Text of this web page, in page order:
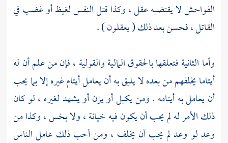
الفواحش لا يقتضيه عقل ، وكذا قتل النفس لغيظ أو غضب في
القاتل ، فحسن بعد ذلك ( يعقلون ) .
وأما الثانية فتعلقها بالحقوق المالية والقولية ، فإن من علم أن له
أيتاما يخلفهم من بعده لا يليق به أن يعامل أيتام غيره إلا بما يحب
أن يعامل به أيتامه . ومن يكيل أو يزن أو يشهد لغيره ، لو كان
ذلك الأمر له لم يحب أن يكون فيه خيانة ، ولا بخس ، وكذا من
وعد لو وعد لم يحب أن يخلف ، ومن أحب ذلك عامل الناس